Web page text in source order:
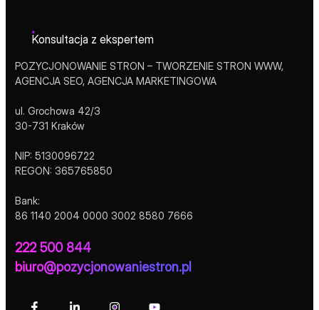
Konsultacja z ekspertem
POZYCJONOWANIE STRON – TWORZENIE STRON WWW,
AGENCJA SEO, AGENCJA MARKETINGOWA
ul. Grochowa 42/3
30-731 Kraków
NIP: 5130096722
REGON: 365765850
Bank:
86 1140 2004 0000 3002 8580 7666
222 500 844
biuro@pozycjonowaniestron.pl